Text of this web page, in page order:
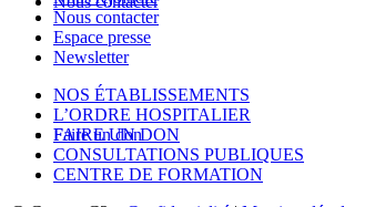
Faire un don
Nous contacter
Espace presse
Newsletter
NOS ÉTABLISSEMENTS
L’ORDRE HOSPITALIER
FAIRE UN DON
CONSULTATIONS PUBLIQUES
CENTRE DE FORMATION